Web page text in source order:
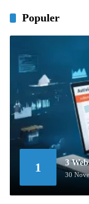
Populer
1 3
30